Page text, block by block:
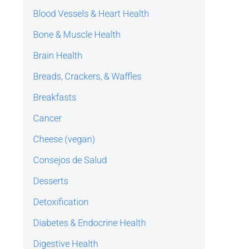
Blood Vessels & Heart Health
Bone & Muscle Health
Brain Health
Breads, Crackers, & Waffles
Breakfasts
Cancer
Cheese (vegan)
Consejos de Salud
Desserts
Detoxification
Diabetes & Endocrine Health
Digestive Health